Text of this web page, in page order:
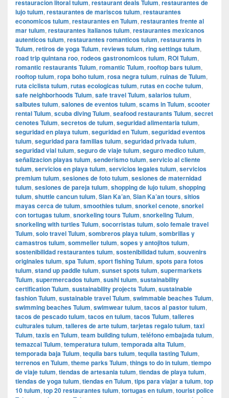
restauracion litoral tulum, restaurant deals Tulum, restaurantes de
lujo tulum, restaurantes de mariscos tulum, restaurantes
economicos tulum, restaurantes en Tulum, restaurantes frente al
mar tulum, restaurantes italianos tulum, restaurantes mexicanos
autenticos tulum, restaurantes romanticos tulum, restaurants in
Tulum, retiros de yoga Tulum, reviews tulum, ring settings tulum,
road trip quintana roo, rodeos gastronomicos tulum, ROI Tulum,
romantic restaurants Tulum, romantic Tulum, rooftop bars tulum,
rooftop tulum, ropa boho tulum, rosa negra tulum, ruinas de Tulum,
ruta ciclista tulum, rutas ecologicas tulum, rutas en coche tulum,
safe neighborhoods Tulum, safe travel Tulum, salarios tulum,
salbutes tulum, salones de eventos tulum, scams in Tulum, scooter
rental Tulum, scuba diving Tulum, seafood restaurants Tulum, secret
cenotes Tulum, secretos de tulum, seguridad alimentaria tulum,
seguridad en playa tulum, seguridad en Tulum, seguridad eventos
tulum, seguridad para familias tulum, seguridad privada tulum,
seguridad vial tulum, seguro de viaje tulum, seguro medico tulum,
señalizacion playas tulum, senderismo tulum, servicio al cliente
tulum, servicios en playa tulum, servicios legales tulum, servicios
premium tulum, sesiones de foto tulum, sesiones de maternidad
tulum, sesiones de pareja tulum, shopping de lujo tulum, shopping
tulum, shuttle cancun tulum, Sian Ka’an, Sian Ka’an tours, sitios
mayas cerca de tulum, smoothies tulum, snorkel cenote, snorkel
con tortugas tulum, snorkeling tours Tulum, snorkeling Tulum,
snorkeling with turtles Tulum, socorristas tulum, solo female travel
Tulum, solo travel Tulum, sombreros playa tulum, sombrillas y
camastros tulum, sommelier tulum, sopes y antojitos tulum,
sostenibilidad restaurantes tulum, sostenibilidad tulum, souvenirs
originales tulum, spa Tulum, sport fishing Tulum, spots para fotos
tulum, stand up paddle tulum, sunset spots tulum, supermarkets
Tulum, supermercados tulum, sushi tulum, sustainability
certification Tulum, sustainability projects Tulum, sustainable
fashion Tulum, sustainable travel Tulum, swimmable beaches Tulum,
swimming beaches Tulum, swimwear tulum, tacos al pastor tulum,
tacos de pescado tulum, tacos en tulum, tacos Tulum, talleres
culturales tulum, talleres de arte tulum, tarjetas regalo tulum, taxi
Tulum, taxis en Tulum, team building tulum, teléfono embajada tulum,
temazcal Tulum, temperatura tulum, temporada alta Tulum,
temporada baja Tulum, tequila bars tulum, tequila tasting Tulum,
terrenos en Tulum, theme parks Tulum, things to do in tulum, tiempo
de viaje tulum, tiendas de artesania tulum, tiendas de playa tulum,
tiendas de yoga tulum, tiendas en Tulum, tips para viajar a tulum, top
10 tulum, top 20 restaurantes tulum, tortugas en tulum, tourist police